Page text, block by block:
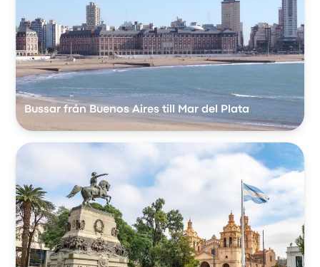
Bussar från Buenos Aires till Mar del Plata